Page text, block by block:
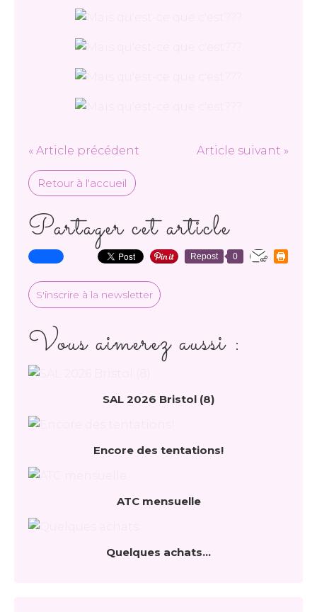
« Article précédent Article suivant »
Retour à l'accueil
Partager cet article
Repost 0
S'inscrire à la newsletter
Vous aimerez aussi :
SAL 2026 Bristol (8)
Encore des tentations!
ATC mensuelle
Quelques achats...